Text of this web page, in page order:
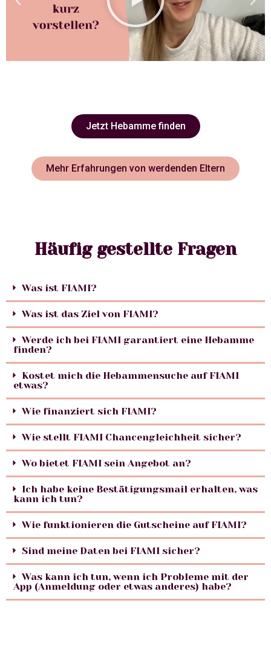
Jetzt Hebamme finden
Mehr Erfahrungen von werdenden Eltern
Häufig gestellte Fragen
Was ist FIAMI?
Was ist das Ziel von FIAMI?
Werde ich bei FIAMI garantiert eine Hebamme
finden?
Kostet mich die Hebammensuche auf FIAMI
etwas?
Wie finanziert sich FIAMI?
Wie stellt FIAMI Chancengleichheit sicher?
Wo bietet FIAMI sein Angebot an?
Ich habe keine Bestätigungsmail erhalten, was
kann ich tun?
Wie funktionieren die Gutscheine auf FIAMI?
Sind meine Daten bei FIAMI sicher?
Was kann ich tun, wenn ich Probleme mit der
App (Anmeldung oder etwas anderes) habe?